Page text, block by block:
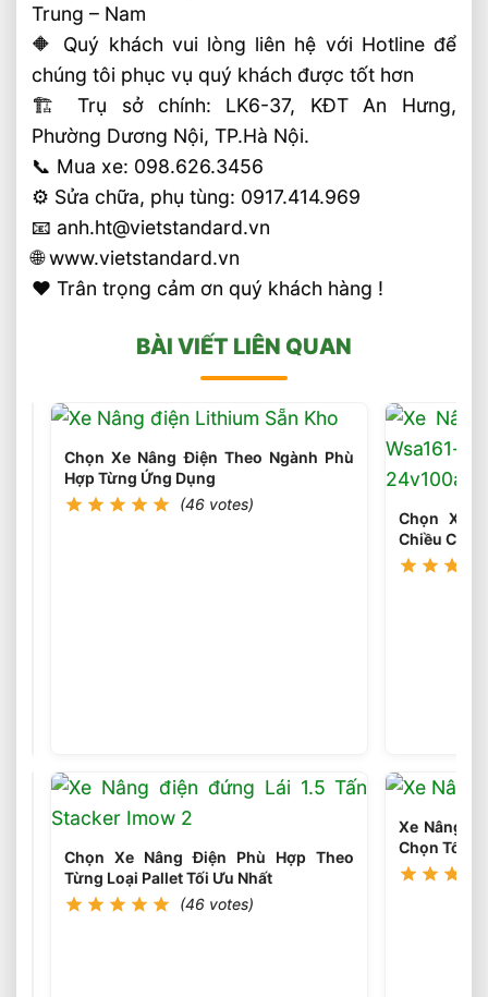
Trung – Nam
🔶 Quý khách vui lòng liên hệ với Hotline để
chúng tôi phục vụ quý khách được tốt hơn
🏗 Trụ sở chính: LK6-37, KĐT An Hưng,
Phường Dương Nội, TP.Hà Nội.
📞 Mua xe: 098.626.3456
⚙️ Sửa chữa, phụ tùng: 0917.414.969
📧 anh.ht@vietstandard.vn
🌐 www.vietstandard.vn
❤️ Trân trọng cảm ơn quý khách hàng !
BÀI VIẾT LIÊN QUAN
Điện
Theo
Môi
Làm
Việc
Phù
Chọn Xe Nâng Điện Theo Ngành Phù
Hợp Từng Ứng Dụng
(46 votes)
Chọn Xe Nâng Điện Phù Hợp Theo
Từng Loại Pallet Tối Ưu Nhất
(46 votes)
Chọn Xe
Chiều Cao
Xe Nâng
Chọn Tối